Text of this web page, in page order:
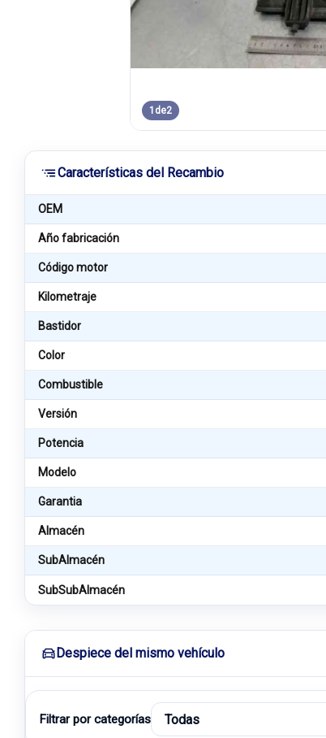
1 de2
Características del Recambio
OEM
Año fabricación
Código motor
Kilometraje
Bastidor
Color
Combustible
Versión
Potencia
Modelo
Garantia
Almacén
SubAlmacén
SubSubAlmacén
Despiece del mismo vehículo
Filtrar por categorías